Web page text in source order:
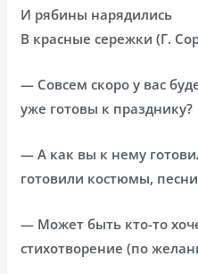
И рябины нарядились
В красные сережки (Г.
— Совсем скоро у вас
уже готовы к празднику?
— А как вы к нему
готовили костюмы,
— Может быть кто-то
стихотворение (по